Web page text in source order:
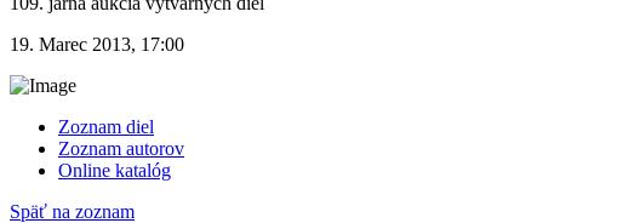
19. Marec 2013, 17:00
Zoznam diel
Zoznam autorov
Online katalóg
Späť na zoznam